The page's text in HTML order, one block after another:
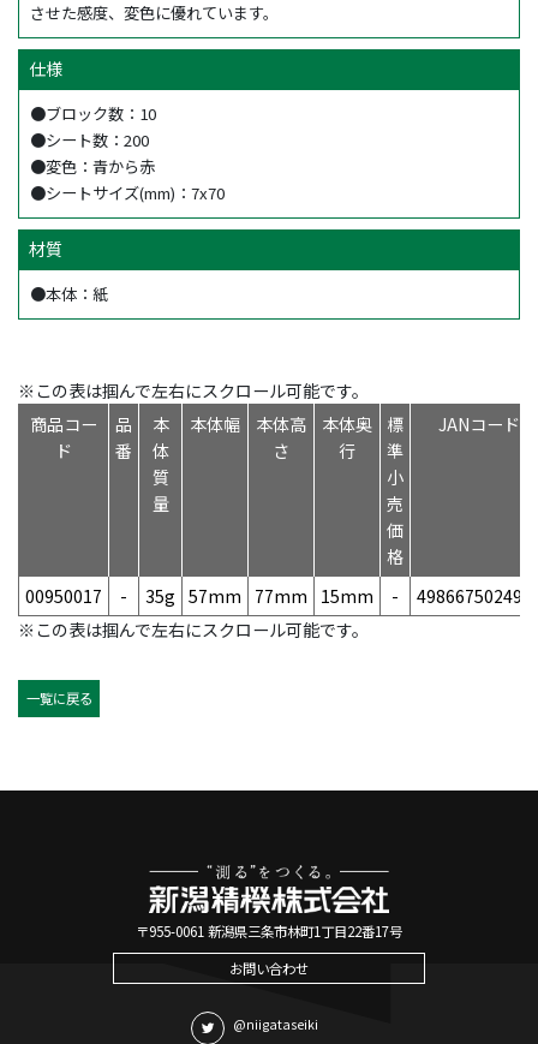
させた感度、変色に優れています。
仕様
●ブロック数：10
●シート数：200
●変色：青から赤
●シートサイズ(mm)：7x70
材質
●本体：紙
※この表は掴んで左右にスクロール可能です。
商品コー
ド
品
番
本
体
質
量
本体幅
本体高
さ
本体奥
行
標
準
小
売
価
格
JANコード
00950017 - 35g 57mm 77mm 15mm -
※この表は掴んで左右にスクロール可能です。
一覧に戻る
〒955-0061 新潟県三条市林町1丁目22番17号
お問い合わせ
@niigataseiki